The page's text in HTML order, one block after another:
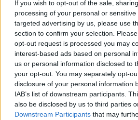
If you wish to opt-out of the sale,
processing of your personal or
targeted advertising by us, please use
section to confirm your selection.
opt-out request is processed you may
interest-based ads based on personal
us or personal information disclosed to
your opt-out. You may separately opt-
disclosure of your personal information
IAB’s list of downstream participants.
also be disclosed by us to third parties
Downstream Participants that may
Ακολουθήστε το E-Radio.gr
ΔΙΑΦΗΜΙΣΗ